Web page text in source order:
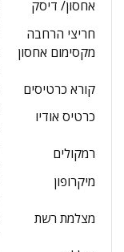
אחסון/ דיסק
חריצי הרחבה
מקסימום אחסון
קורא כרטיסים
כרטיס אודיו
רמקולים
מיקרופון
מצלמת רשת